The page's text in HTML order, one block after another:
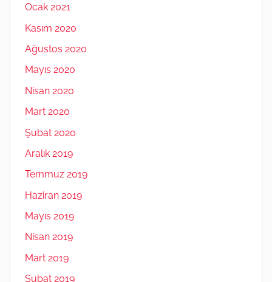
Ocak 2021
Kasım 2020
Ağustos 2020
Mayıs 2020
Nisan 2020
Mart 2020
Şubat 2020
Aralık 2019
Temmuz 2019
Haziran 2019
Mayıs 2019
Nisan 2019
Mart 2019
Şubat 2019